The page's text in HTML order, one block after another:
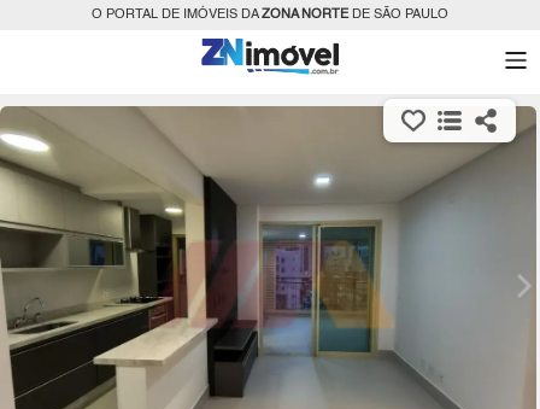
O PORTAL DE IMÓVEIS DAZONA NORTEDE SÃO PAULO